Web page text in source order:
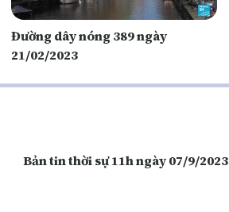
Đường dây nóng 389 ngày
21/02/2023
Bản tin thời sự 11h ngày 07/9/2023